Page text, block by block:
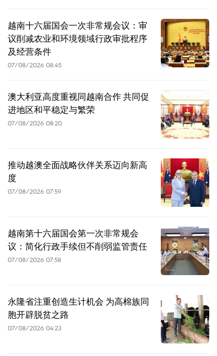
越南十六届国会一次非常规会议：审
议削减农业和环境领域行政审批程序
及经营条件
07/08/2026 08:45
澳大利亚高度重视同越南合作 共同促
进地区和平稳定与繁荣
07/08/2026 08:20
推动越澳全面战略伙伴关系迈向新高
度
07/08/2026 07:59
越南第十六届国会第一次非常规会
议：简化行政手续但不削弱监管责任
07/08/2026 07:58
永隆省注重创造生计机会 为高棉族同
胞开辟脱贫之路
07/08/2026 04:23